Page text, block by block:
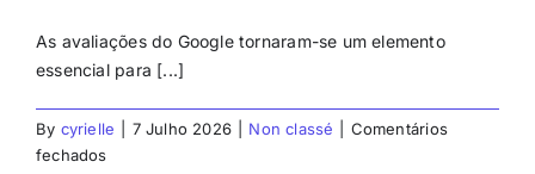
As avaliações do Google tornaram-se um elemento
essencial para [...]
By cyrielle 7 Julho 2026 Non classé
Comentários
fechadosem